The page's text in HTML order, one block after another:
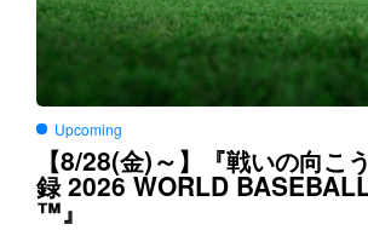
Upcoming
【8/28(金)～】『戦いの向こう
録2026 WORLD
™』